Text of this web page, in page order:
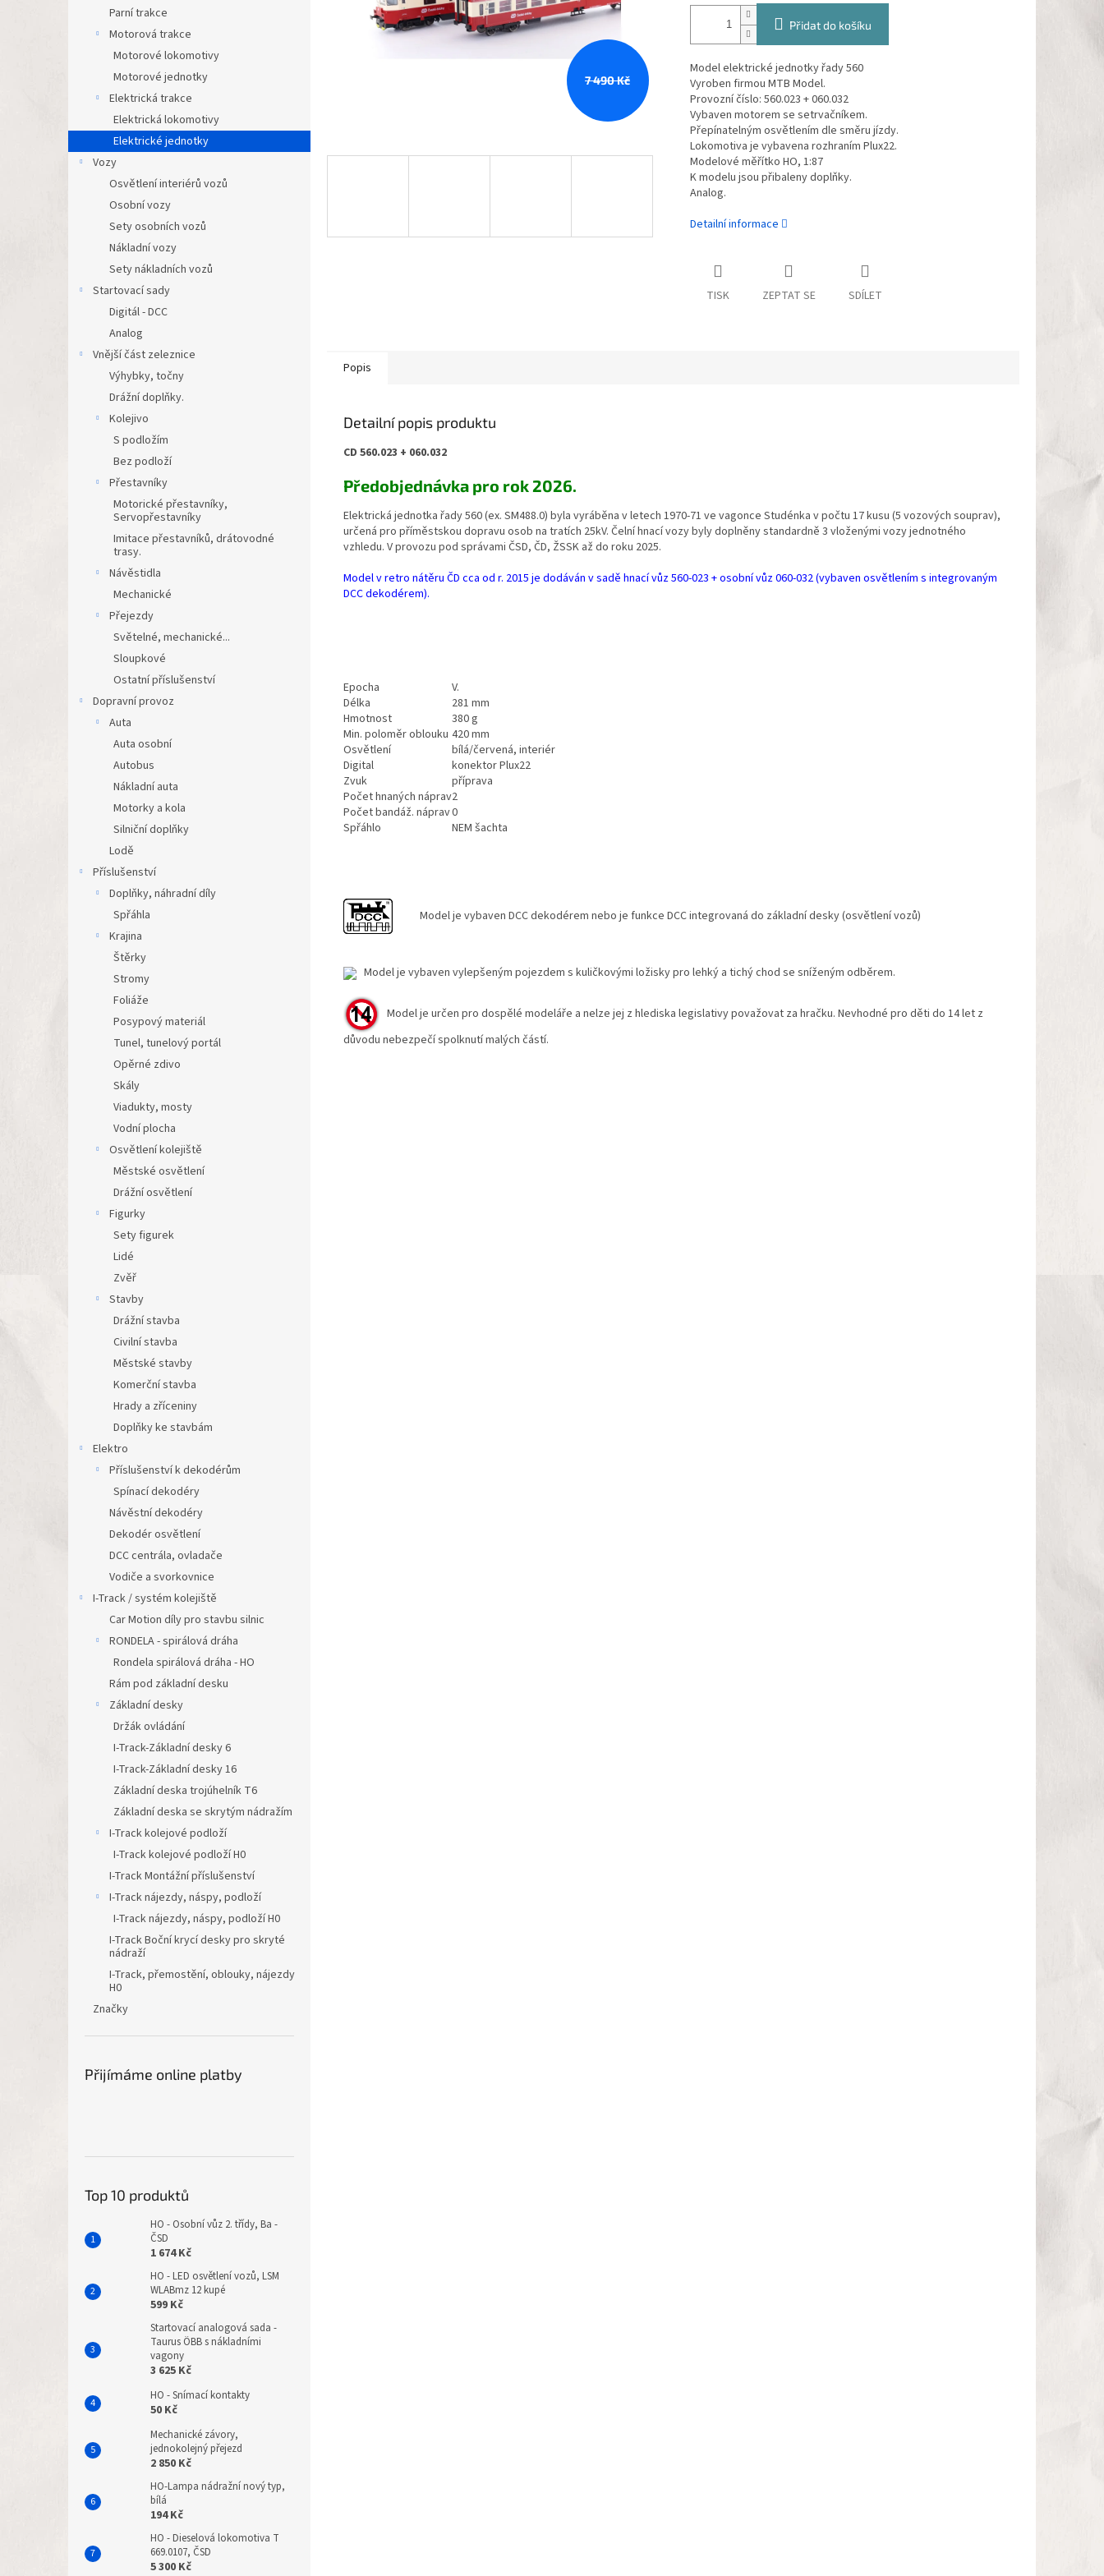
Parní trakce
Motorová trakce
Motorové lokomotivy
Motorové jednotky
Elektrická trakce
Elektrická lokomotivy
Elektrické jednotky
Vozy
Osvětlení interiérů vozů
Osobní vozy
Sety osobních vozů
Nákladní vozy
Sety nákladních vozů
Startovací sady
Digitál - DCC
Analog
Vnější část zeleznice
Výhybky, točny
Drážní doplňky.
Kolejivo
S podložím
Bez podloží
Přestavníky
Motorické přestavníky,
Servopřestavníky
Imitace přestavníků, drátovodné
trasy.
Návěstidla
Mechanické
Přejezdy
Světelné, mechanické...
Sloupkové
Ostatní příslušenství
Dopravní provoz
Auta
Auta osobní
Autobus
Nákladní auta
Motorky a kola
Silniční doplňky
Lodě
Příslušenství
Doplňky, náhradní díly
Spřáhla
Krajina
Štěrky
Stromy
Foliáže
Posypový materiál
Tunel, tunelový portál
Opěrné zdivo
Skály
Viadukty, mosty
Vodní plocha
Osvětlení kolejiště
Městské osvětlení
Drážní osvětlení
Figurky
Sety figurek
Lidé
Zvěř
Stavby
Drážní stavba
Civilní stavba
Městské stavby
Komerční stavba
Hrady a zříceniny
Doplňky ke stavbám
Elektro
Příslušenství k dekodérům
Spínací dekodéry
Návěstní dekodéry
Dekodér osvětlení
DCC centrála, ovladače
Vodiče a svorkovnice
I-Track / systém kolejiště
Car Motion díly pro stavbu silnic
RONDELA - spirálová dráha
Rondela spirálová dráha - HO
Rám pod základní desku
Základní desky
Držák ovládání
I-Track-Základní desky 6
I-Track-Základní desky 16
Základní deska trojúhelník T6
Základní deska se skrytým nádražím
I-Track kolejové podloží
I-Track kolejové podloží H0
I-Track Montážní příslušenství
I-Track nájezdy, náspy, podloží
I-Track nájezdy, náspy, podloží H0
I-Track Boční krycí desky pro skryté
nádraží
I-Track, přemostění, oblouky, nájezdy
H0
Značky
Přijímáme online platby
Top 10 produktů
HO - Osobní vůz 2. třídy, Ba -
ČSD
1 674 Kč
HO - LED osvětlení vozů, LSM
WLABmz 12 kupé
599 Kč
Startovací analogová sada -
Taurus ÖBB s nákladními
vagony
3 625 Kč
HO - Snímací kontakty
50 Kč
Mechanické závory,
jednokolejný přejezd
2 850 Kč
HO-Lampa nádražní nový typ,
bílá
194 Kč
HO - Dieselová lokomotiva T
669.0107, ČSD
5 300 Kč
7 490 Kč
Přidat do košíku
Model elektrické jednotky řady 560
Vyroben firmou MTB Model.
Provozní číslo: 560.023 + 060.032
Vybaven motorem se setrvačníkem.
Přepínatelným osvětlením dle směru jízdy.
Lokomotiva je vybavena rozhraním Plux22.
Modelové měřítko HO, 1:87
K modelu jsou přibaleny doplňky.
Analog.
Detailní informace
TISK ZEPTAT SE SDÍLET
Popis
Detailní popis produktu
CD 560.023 + 060.032
Předobjednávka pro rok 2026.
Elektrická jednotka řady 560 (ex. SM488.0) byla vyráběna v letech 1970-71 ve vagonce Studénka v počtu 17 kusu (5 vozových souprav),
určená pro příměstskou dopravu osob na tratích 25kV. Čelní hnací vozy byly doplněny standardně 3 vloženými vozy jednotného
vzhledu. V provozu pod správami ČSD, ČD, ŽSSK až do roku 2025.
Model v retro nátěru ČD cca od r. 2015 je dodáván v sadě hnací vůz 560-023 + osobní vůz 060-032 (vybaven osvětlením s integrovaným
DCC dekodérem).
Epocha
V.
Délka
281 mm
Hmotnost
380 g
Min. poloměr oblouku 420 mm
Osvětlení
bílá/červená, interiér
Digital
konektor Plux22
Zvuk
příprava
Počet hnaných náprav2
Počet bandáž. náprav0
Spřáhlo
NEM šachta
Model je vybaven DCC dekodérem nebo je funkce DCC integrovaná do základní desky (osvětlení vozů)
Model je vybaven vylepšeným pojezdem s kuličkovými ložisky pro lehký a tichý chod se sníženým odběrem.
Model je určen pro dospělé modeláře a nelze jej z hlediska legislativy považovat za hračku. Nevhodné pro děti do 14 let z
důvodu nebezpečí spolknutí malých částí.